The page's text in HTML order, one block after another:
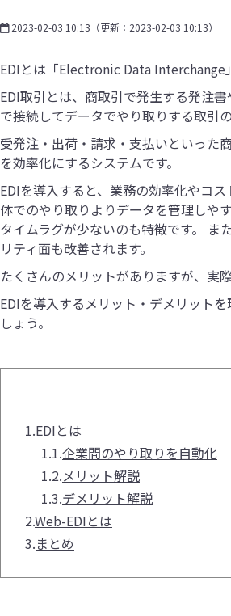
2023-02-03 10:13 （更新： 2023-02-03 10:13）
EDIとは「Electronic Data Interchange
EDI取引とは、商取引で発生する発注
で接続してデータでやり取りする取引
受発注・出荷・請求・支払いといった
を効率化にするシステムです。
EDIを導入すると、業務の効率化やコ
体でのやり取りよりデータを管理しや
タイムラグが少ないのも特徴です。 ま
リティ面も改善されます。
たくさんのメリットがありますが、実
EDIを導入するメリット・デメリット
しょう。
1.EDIとは
1.1.企業間のやり取りを自動化
1.2.メリット解説
1.3.デメリット解説
2.Web-EDIとは
3.まとめ